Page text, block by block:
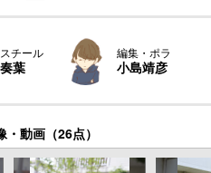
スチール
奏葉
編集・ポラ
小島靖彦
動画（26点）